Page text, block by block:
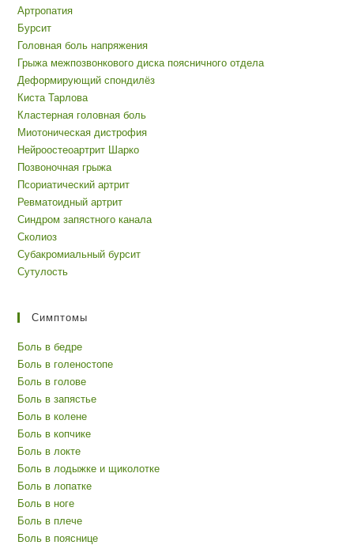
Артропатия
Бурсит
Головная боль напряжения
Грыжа межпозвонкового диска поясничного отдела
Деформирующий спондилёз
Киста Тарлова
Кластерная головная боль
Миотоническая дистрофия
Нейроостеоартрит Шарко
Позвоночная грыжа
Псориатический артрит
Ревматоидный артрит
Синдром запястного канала
Сколиоз
Субакромиальный бурсит
Сутулость
Симптомы
Боль в бедре
Боль в голеностопе
Боль в голове
Боль в запястье
Боль в колене
Боль в копчике
Боль в локте
Боль в лодыжке и щиколотке
Боль в лопатке
Боль в ноге
Боль в плече
Боль в пояснице